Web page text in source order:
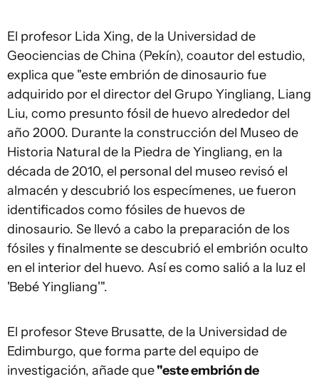
El profesor Lida Xing, de la Universidad de
Geociencias de China (Pekín), coautor del estudio,
explica que "este embrión de dinosaurio fue
adquirido por el director del Grupo Yingliang, Liang
Liu, como presunto fósil de huevo alrededor del
año 2000. Durante la construcción del Museo de
Historia Natural de la Piedra de Yingliang, en la
década de 2010, el personal del museo revisó el
almacén y descubrió los especímenes, ue fueron
identificados como fósiles de huevos de
dinosaurio. Se llevó a cabo la preparación de los
fósiles y finalmente se descubrió el embrión oculto
en el interior del huevo. Así es como salió a la luz el
'Bebé Yingliang'".
El profesor Steve Brusatte, de la Universidad de
Edimburgo, que forma parte del equipo de
investigación, añade que"este embrión de